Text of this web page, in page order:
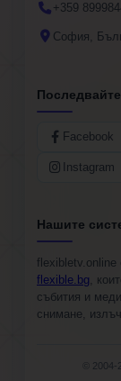
+359
София,
Facebook
Instagram
Нашите
flexibletv.online
flexible.bg ,
събития и
снимане,
© 2004-